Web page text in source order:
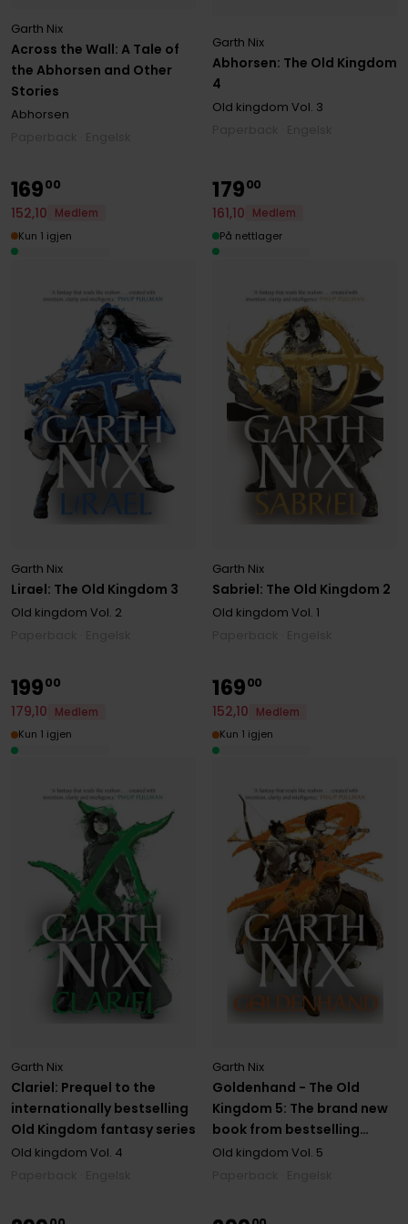
Across the Wall: A Tale of
the Abhorsen and Other
Stories
Garth Nix
Abhorsen
Abhorsen: The Old Kingdom
4
Garth Nix
Old kingdom Vol. 3
Lirael: The Old Kingdom 3
Garth Nix
Old kingdom Vol. 2
16900
152,10
Medlem
Kun 1 igjen
Sabriel: The Old Kingdom 2
Garth Nix
Old kingdom Vol. 1
17900
161,10
Medlem
På nettlager
Clariel: Prequel to the
internationally bestselling
Old Kingdom fantasy series
Garth Nix
Old kingdom Vol. 4
19900
179,10
Medlem
Kun 1 igjen
Goldenhand - The Old
Kingdom 5: The brand new
book from bestselling
author Garth Nix
Garth Nix
Old kingdom Vol. 5
16900
152,10
Medlem
Kun 1 igjen